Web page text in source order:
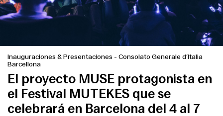
Inauguraciones & Presentaciones - Consolato Generale d’Italia
Barcellona
El proyecto MUSE protagonista en
el Festival MUTEKES que se
celebrará en Barcelona del 4 al 7